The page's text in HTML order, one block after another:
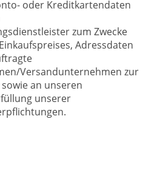
oder Kreditkartendaten
zum Zwecke
Adressdaten
Versandunternehmen zur
an unseren
unserer